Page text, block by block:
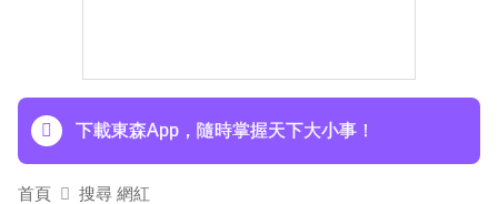
下載東森App，隨時掌握天下大小事！
首頁 搜尋 網紅